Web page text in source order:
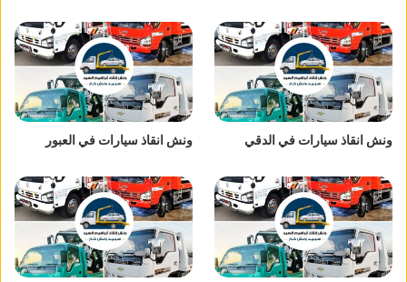
ونش انقاذ سيارات في الدقي ونش انقاذ سيارات في العبور